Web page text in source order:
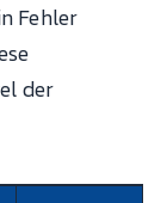
Fehler
der